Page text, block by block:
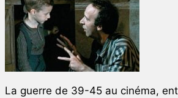
La guerre de 39-45 au cinéma,